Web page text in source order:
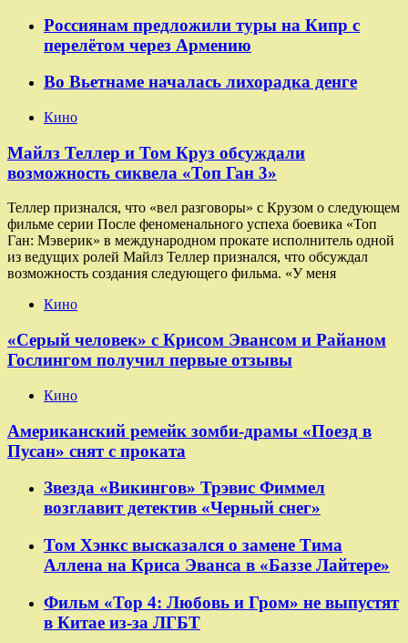
Россиянам предложили туры на Кипр с
перелётом через Армению
Во Вьетнаме началась лихорадка денге
Кино
Майлз Теллер и Том Круз обсуждали
возможность сиквела «Топ Ган 3»
Теллер признался, что «вел разговоры» с Крузом о следующем
фильме серии После феноменального успеха боевика «Топ
Ган: Мэверик» в международном прокате исполнитель одной
из ведущих ролей Майлз Теллер признался, что обсуждал
возможность создания следующего фильма. «У меня
Кино
«Серый человек» с Крисом Эвансом и Райаном
Гослингом получил первые отзывы
Кино
Американский ремейк зомби-драмы «Поезд в
Пусан» снят с проката
Звезда «Викингов» Трэвис Фиммел
возглавит детектив «Черный снег»
Том Хэнкс высказался о замене Тима
Аллена на Криса Эванса в «Баззе Лайтере»
Фильм «Тор 4: Любовь и Гром» не выпустят
в Китае из-за ЛГБТ